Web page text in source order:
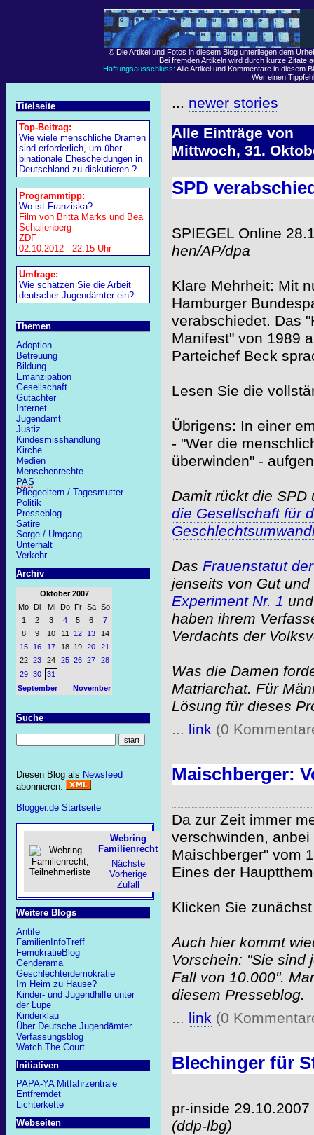
© Die Artikel und Fotos in diesem Blog unterliegen dem
Bei fremden Artikeln wird durch kurze Zitate
Haftungsausschluss: Alle Artikel und Kommentare in diesem
Wer einen
Titelseite
Top-Beitrag:
Wie wiele menschliche Dramen
sind erforderlich, um über
binationale Ehescheidungen in
Deutschland zu diskutieren ?
Programmtipp:
Wo ist Franziska?
Film von Britta Marks und Bea
Schallenberg
ZDF
02.10.2012 - 22:15 Uhr
Umfrage:
Wie schätzen Sie die Arbeit
deutscher Jugendämter ein?
Themen
Adoption
Betreuung
Bildung
Emanzipation
Gesellschaft
Gutachter
Internet
Jugendamt
Justiz
Kindesmisshandlung
Kirche
Medien
Menschenrechte
PAS
Pflegeeltern / Tagesmutter
Politik
Presseblog
Satire
Sorge / Umgang
Unterhalt
Verkehr
Archiv
Oktober 2007
Mo
Di Mi Do Fr Sa
So
1
2 3 4 5 6
7
8
9 10 11 12 13
14
15
16 17 18 19 20
21
22
23 24 25 26 27
28
29
30
31
September
November
Suche
Diesen Blog als Newsfeed
abonnieren:
Blogger.de Startseite
Webring
Familienrecht
Nächste
Vorherige
Zufall
Weitere Blogs
Antife
FamilienInfoTreff
FemokratieBlog
Genderama
Geschlechterdemokratie
Im Heim zu Hause?
Kinder- und Jugendhilfe unter
der Lupe
Kinderklau
Über Deutsche Jugendämter
Verfassungsblog
Watch The Court
Initiativen
PAPA-YA Mitfahrzentrale
Entfremdet
Lichterkette
Webseiten
... newer stories
Alle Einträge von
Mittwoch, 31.
SPD
SPIEGEL Online
hen/AP/dpa
Klare Mehrheit: Mit
Hamburger
verabschiedet. Das
Manifest" von 1989
Parteichef Beck
Lesen Sie die
Übrigens: In einer
- "Wer die
überwinden" -
Damit rückt die SPD
die Gesellschaft für
Das Frauenstatut
jenseits von Gut
Experiment Nr. 1
haben ihrem
Verdachts der
Was die Damen
Matriarchat. Für
Lösung für dieses
... link(0
Maischberger:
Da zur Zeit immer
verschwinden,
Maischberger" vom
Eines der
Klicken Sie
Auch hier kommt
Vorschein: "Sie sind
Fall von 10.000".
diesem Presseblog.
... link(0
Blechinger für
pr-inside 29.10.2007
(ddp-lbg)